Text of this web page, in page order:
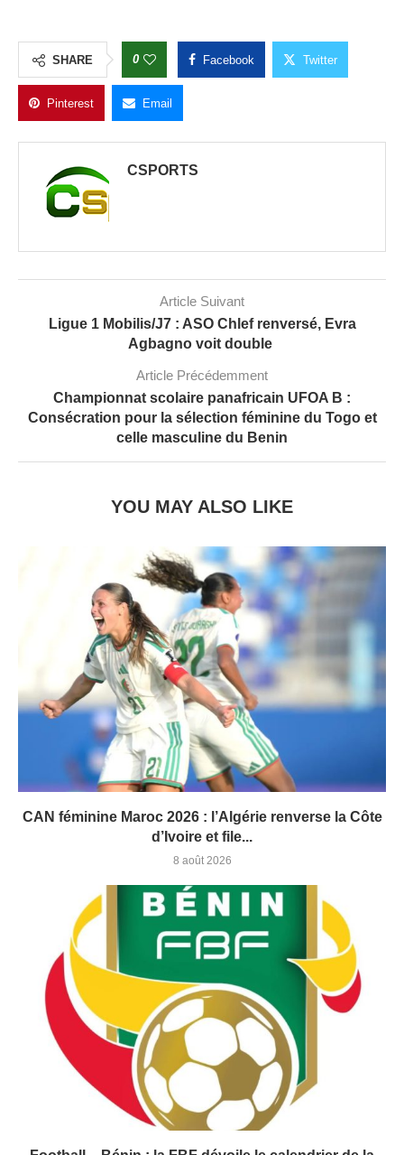
SHARE 0 Facebook Twitter
Pinterest Email
CSPORTS
Article Suivant
Ligue 1 Mobilis/J7 : ASO Chlef renversé, Evra
Agbagno voit double
Article Précédemment
Championnat scolaire panafricain UFOA B :
Consécration pour la sélection féminine du Togo et
celle masculine du Benin
YOU MAY ALSO LIKE
CAN féminine Maroc 2026 : l’Algérie renverse la Côte
d’Ivoire et file...
8 août 2026